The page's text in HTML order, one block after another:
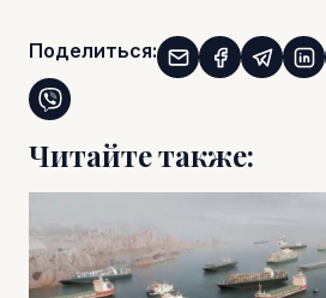
Поделиться:
Читайте также: